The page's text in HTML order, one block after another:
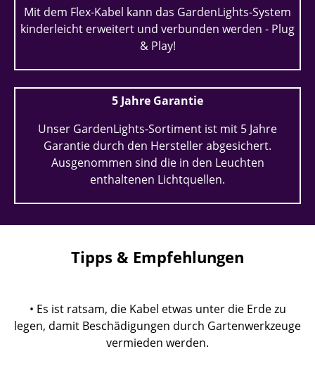
Mit dem Flex-Kabel kann das GardenLights-System
kinderleicht erweitert und verbunden werden - Plug
& Play!
5 Jahre Garantie
Unser GardenLights-Sortiment ist mit 5 Jahre
Garantie durch den Hersteller abgesichert.
Ausgenommen sind die in den Leuchten
enthaltenen Lichtquellen.
Tipps & Empfehlungen
• Es ist ratsam, die Kabel etwas unter die Erde zu
legen, damit Beschädigungen durch Gartenwerkzeuge
vermieden werden.